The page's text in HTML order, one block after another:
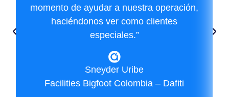
momento de ayudar a nuestra operación,
haciéndonos ver como clientes
especiales.”
Sneyder Uribe
Facilities Bigfoot Colombia – Dafiti